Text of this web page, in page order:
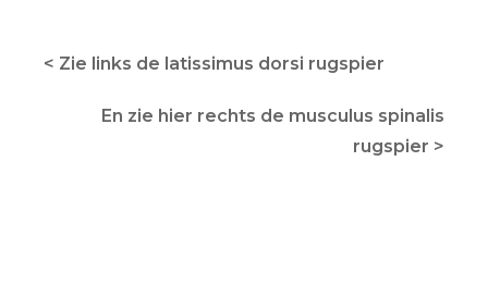
< Zie links de latissimus dorsi rugspier
En zie hier rechts de musculus spinalis
rugspier >